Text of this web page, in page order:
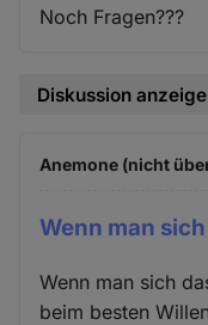
Noch Fragen???
Diskussion
Anemone (nicht
Wenn man
Wenn man sich
beim besten